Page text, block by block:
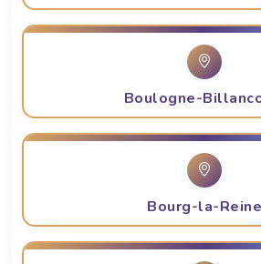
Boulogne-
Bourg-la-Reine